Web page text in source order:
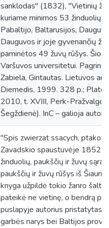
sanklodas" (1832), "Vietinių
kuriame minimos 53 žinduolių,
Pabaltijo, Baltarusijos,
Dauguvos ir joje gyvenančių
paminėtos 49 žuvų rūšys.
Varšuvos universitetui.
Zabiela, Gintautas. Lietuvos
Diemedis, 1999. 328 p.;
2010, t. XVIII, Perk-
Šegždienė). InC – galioja
"Spis zwierzat ssacych,
Zavadskio spaustuvėje 1852
žinduolių, paukščių ir žuvų
paukščių ir žuvų rūšys iš
knyga užpildė tokio žanro
pateikė ne vietinę, o bendrą
puslapyje autorius pristatytas,
garbės narys bei Baltijos